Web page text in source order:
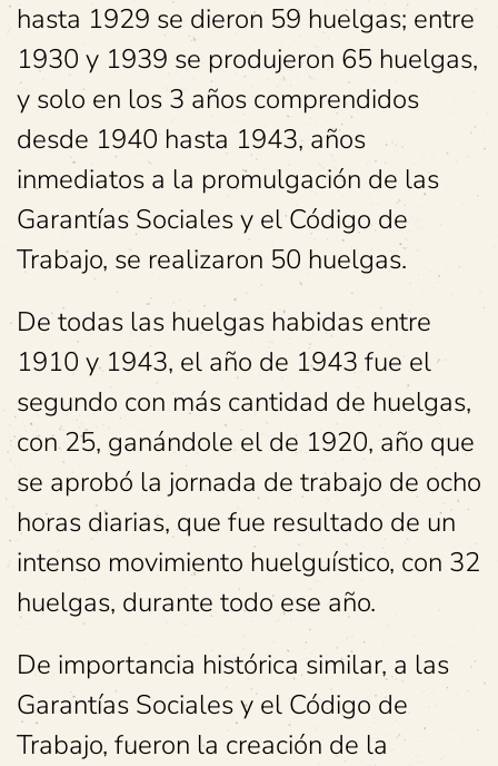
hasta 1929 se dieron 59 huelgas; entre
1930 y 1939 se produjeron 65 huelgas,
y solo en los 3 años comprendidos
desde 1940 hasta 1943, años
inmediatos a la promulgación de las
Garantías Sociales y el Código de
Trabajo, se realizaron 50 huelgas.
De todas las huelgas habidas entre
1910 y 1943, el año de 1943 fue el
segundo con más cantidad de huelgas,
con 25, ganándole el de 1920, año que
se aprobó la jornada de trabajo de ocho
horas diarias, que fue resultado de un
intenso movimiento huelguístico, con 32
huelgas, durante todo ese año.
De importancia histórica similar, a las
Garantías Sociales y el Código de
Trabajo, fueron la creación de la